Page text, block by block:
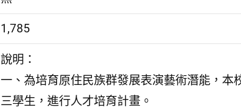
1,785
說明：
一、為培育原住民族群發展表演藝術潛能，本
三學生，進行人才培育計畫。